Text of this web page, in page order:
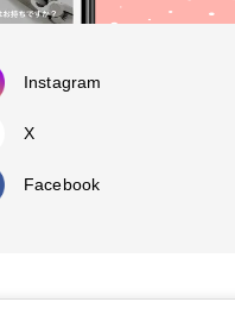
Instagram
X
Facebook